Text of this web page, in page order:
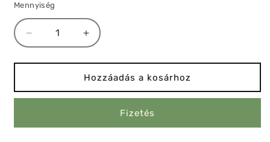
Mennyiség
szegélyléc
80mm
tölgy
2,4M
kábelcsatonás
Bravo
szegélyléc
80mm
Nemes
tölgy
2,4M
kábelcsatonás
Hozzáadás a kosárhoz
Fizetés